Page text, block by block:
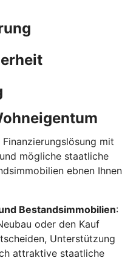
mit
und mögliche staatliche
ebnen Ihnen
Bestandsimmobilien:
oder den Kauf
Unterstützung
attraktive staatliche